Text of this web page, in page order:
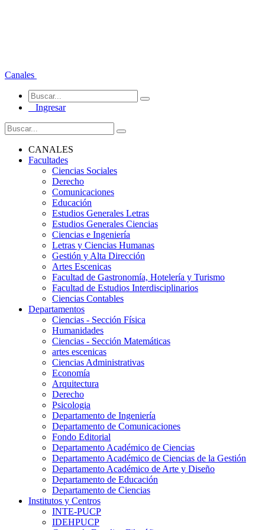
Canales
Ingresar
CANALES
Facultades
Ciencias Sociales
Derecho
Comunicaciones
Educación
Estudios Generales Letras
Estudios Generales Ciencias
Ciencias e Ingeniería
Letras y Ciencias Humanas
Gestión y Alta Dirección
Artes Escenicas
Facultad de Gastronomía, Hotelería y Turismo
Facultad de Estudios Interdisciplinarios
Ciencias Contables
Departamentos
Ciencias - Sección Física
Humanidades
Ciencias - Sección Matemáticas
artes escenicas
Ciencias Administrativas
Economía
Arquitectura
Derecho
Psicologia
Departamento de Ingeniería
Departamento de Comunicaciones
Fondo Editorial
Departamento Académico de Ciencias
Departamento Académico de Ciencias de la Gestión
Departamento Académico de Arte y Diseño
Departamento de Educación
Departamento de Ciencias
Institutos y Centros
INTE-PUCP
IDEHPUCP